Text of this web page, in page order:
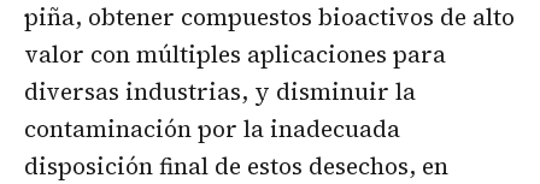
piña, obtener compuestos bioactivos de alto
valor con múltiples aplicaciones para
diversas industrias, y disminuir la
contaminación por la inadecuada
disposición final de estos desechos, en